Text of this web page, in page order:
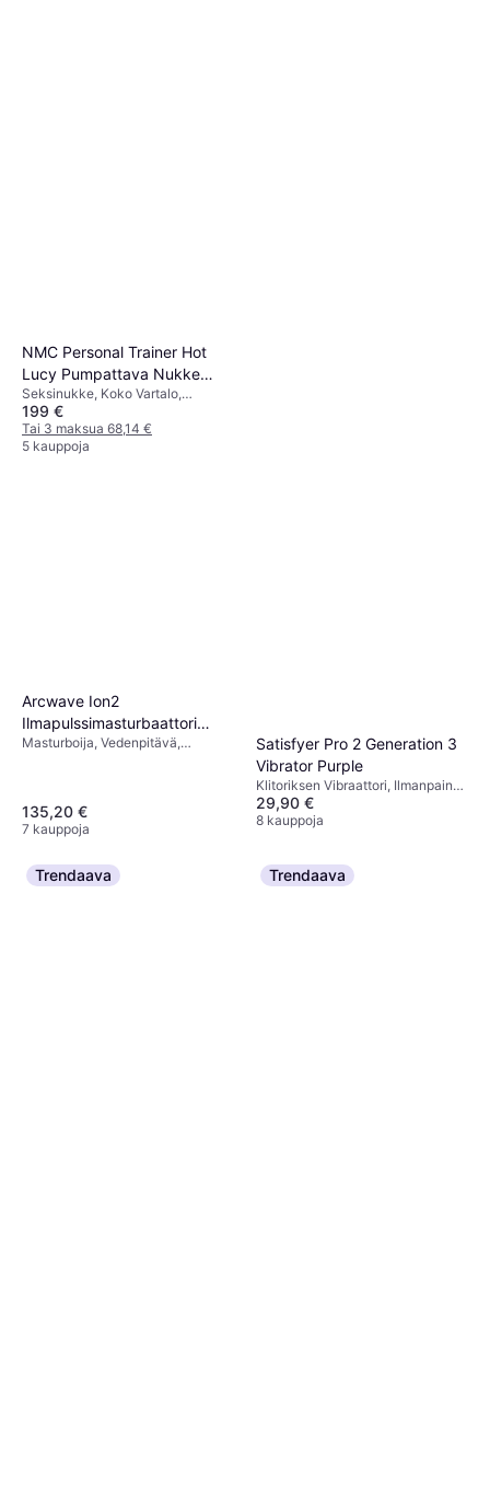
NMC Personal Trainer Hot
Lucy Pumpattava Nukke
Vaalea iho
Seksinukke, Koko Vartalo,
Puhallettava, Värisevä, Ftalaatiton
199 €
Tai 3 maksua 68,14 €
5 kauppoja
Arcwave Ion2
Ilmapulssimasturbaattori
Musta
Masturboija, Vedenpitävä,
135,20 €
7 kauppoja
Satisfyer Pro 2 Generation 3
Vibrator Purple
Klitoriksen Vibraattori, Ilmanpaine
Vibraattori, 12 Värinäkuviot,
Samettisen Sileä, Värisevä,
Ftalaatiton, Hiljainen, Vedenpitävä,
Imeyttävä, Sykkivä
29,90 €
8 kauppoja
Trendaava Trendaava